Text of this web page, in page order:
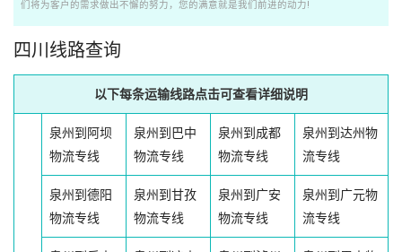
们将为客户的需求做出不懈的努力，您的满意就是我们前进的动力!
四川线路查询
以下每条运输线路点击可查看详细说明
泉州到阿坝
物流专线
泉州到巴中
物流专线
泉州到成都
物流专线
泉州到达州物
流专线
泉州到德阳
物流专线
泉州到甘孜
物流专线
泉州到广安
物流专线
泉州到广元物
流专线